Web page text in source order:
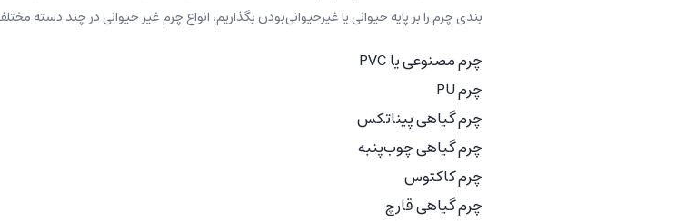
بندی چرم را بر پایه حیوانی یا غیرحیوانی‌بودن بگذاریم، انواع چرم غیر حیوانی در چند دسته
چرم مصنوعی یا PVC
چرم PU
چرم گیاهی پیناتکس
چرم گیاهی چوب‌پنبه
چرم کاکتوس
چرم گیاهی قارچ